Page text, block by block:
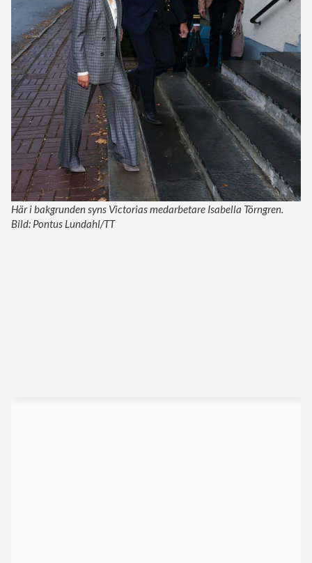
Här i bakgrunden syns Victorias medarbetare Isabella Törngren.
Bild: Pontus Lundahl/TT